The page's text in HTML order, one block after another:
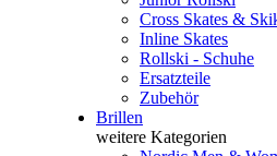
Cross Skates &
Inline Skates
Rollski - Schuhe
Ersatzteile
Zubehör
Brillen
weitere Kategorien